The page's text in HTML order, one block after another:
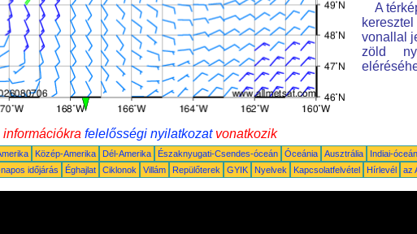
A
vonallal
zöld
felelősségi nyilatkozatvonatkozik
Közép-Amerika Dél-Amerika Északnyugati-Csendes-óceán Óceánia Ausztrália Indiai-óceán
időjárás Éghajlat Ciklonok Villám Repülőterek GYIK Nyelvek Kapcsolatfelvétel Hírlevél az